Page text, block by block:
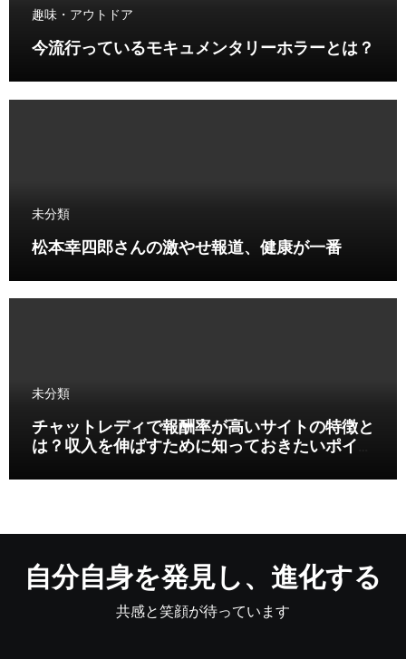
趣味・アウトドア
今流行っているモキュメンタリーホラーとは？
未分類
松本幸四郎さんの激やせ報道、健康が一番
未分類
チャットレディで報酬率が高いサイトの特徴と
は？収入を伸ばすために知っておきたいポイン
自分自身を発見し、進化する
共感と笑顔が待っています